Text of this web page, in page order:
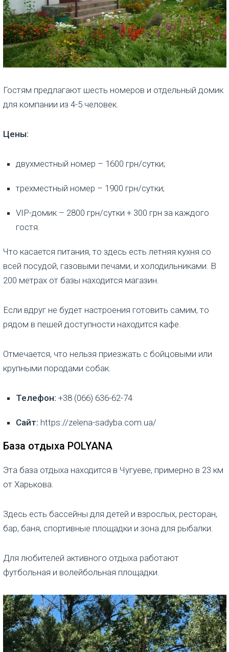
Гостям предлагают шесть номеров и отдельный домик
для компании из 4-5 человек.
Цены:
двухместный номер – 1600 грн/сутки;
трехместный номер – 1900 грн/сутки;
VIP-домик – 2800 грн/сутки + 300 грн за каждого
гостя.
Что касается питания, то здесь есть летняя кухня со
всей посудой, газовыми печами, и холодильниками. В
200 метрах от базы находится магазин.
Если вдруг не будет настроения готовить самим, то
рядом в пешей доступности находится кафе.
Отмечается, что нельзя приезжать с бойцовыми или
крупными породами собак.
Телефон: +38 (066) 636-62-74
Сайт: https://zelena-sadyba.com.ua/
База отдыха POLYANA
Эта база отдыха находится в Чугуеве, примерно в 23 км
от Харькова.
Здесь есть бассейны для детей и взрослых, ресторан,
бар, баня, спортивные площадки и зона для рыбалки.
Для любителей активного отдыха работают
футбольная и волейбольная площадки.